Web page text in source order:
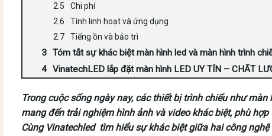
Chi phí
Tính linh hoạt và ứng dụng
Tiếng ồn và bảo trì
Tóm tắt sự khác biệt màn hình led và màn hình trình
VinatechLED lắp đặt màn hình LED UY TÍN – CHẤT
Trong cuộc sống ngày nay, các thiết bị trình chiếu như
mang đến trải nghiệm hình ảnh và video khác biệt, phù
Cùng Vinatechled tìm hiểu sự khác biệt giữa hai công